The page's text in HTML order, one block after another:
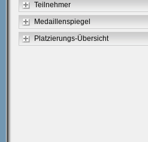
Teilnehmer
Medaillenspiegel
Platzierungs-Übersicht